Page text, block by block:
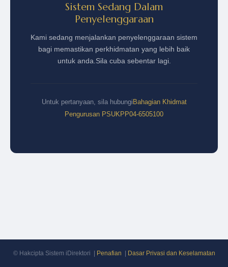
Sistem Sedang Dalam
Penyelenggaraan
Kami sedang menjalankan penyelenggaraan sistem
bagi memastikan perkhidmatan yang lebih baik
untuk anda. Sila cuba sebentar lagi.
Untuk pertanyaan, sila hubungi Bahagian Khidmat
Pengurusan PSUKPP04-6505100
© Hakcipta Sistem iDirektori | Penafian Dasar Privasi dan Keselamatan